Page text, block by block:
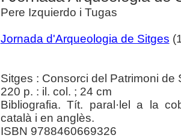
Pere Izquierdo i Tugas
Jornada d'Arqueologia de Sitges
Sitges : Consorci del Patrimoni de
220 p. : il. col. ; 24 cm
Bibliografia. Tít. paral·lel a la
català i en anglès.
ISBN 9788460669326